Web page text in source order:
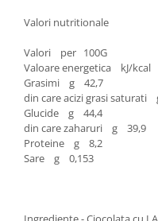
Valori nutritionale
Valori per 100G
Valoare energetica kJ/kcal
Grasimi g 42,7
din care acizi grasi saturati
Glucide g 44,4
din care zaharuri g 39,9
Proteine g 8,2
Sare g 0,153